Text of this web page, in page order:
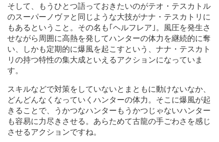
そして、もうひとつ語っておきたいのがテオ・テスカトル
のスーパーノヴァと同じような大技がナナ・テスカトリに
もあるということ。その名も｢ヘルフレア｣。風圧を発生さ
せながら周囲に高熱を発してハンターの体力を継続的に奪
い、しかも定期的に爆風を起こすという、ナナ・テスカト
リの持つ特性の集大成といえるアクションになっていま
す。
スキルなどで対策をしていないとまともに動けないなか、
どんどんなくなっていくハンターの体力。そこに爆風が起
きることで、うかつなハンターもうかつじゃないハンター
も容易に力尽きさせる。あらためて古龍の手ごわさを感じ
させるアクションですね。